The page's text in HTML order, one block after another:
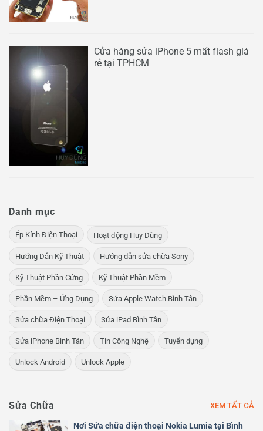
Cửa hàng sửa iPhone 5 mất flash giá
rẻ tại TPHCM
Danh mục
Ép Kính Điện Thoại Hoạt động Huy Dũng
Hướng Dẫn Kỹ Thuật Hướng dẫn sửa chữa Sony
Kỹ Thuật Phần Cứng Kỹ Thuật Phần Mềm
Phần Mềm – Ứng Dụng Sửa Apple Watch Bình Tân
Sửa chữa Điện Thoại Sửa iPad Bình Tân
Sửa iPhone Bình Tân Tin Công Nghệ Tuyển dụng
Unlock Android Unlock Apple
Sửa Chữa XEM TẤT CẢ
Nơi Sửa chữa điện thoại Nokia Lumia tại Bình